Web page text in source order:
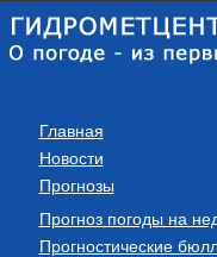
Главная
Новости
Прогнозы
Прогноз погоды на
Прогностические